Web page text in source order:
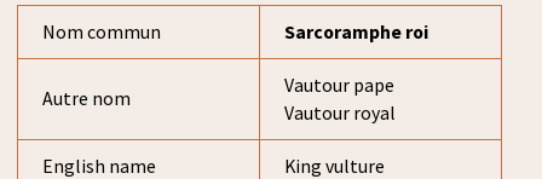
Nom commun Sarcoramphe roi
Autre nom
Vautour pape
Vautour royal
English name King vulture